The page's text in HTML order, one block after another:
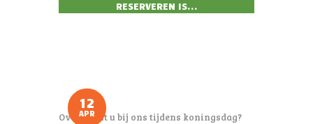
RESERVEREN IS...
12
APR
Overnacht u bij ons tijdens koningsdag?